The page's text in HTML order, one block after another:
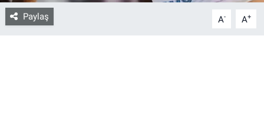
Paylaş A- A+
İletişim (Künye)